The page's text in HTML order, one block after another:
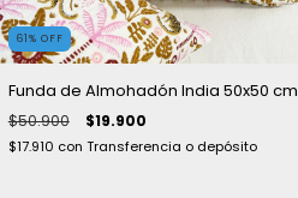
61% OFF
Funda de Almohadón India 50x50 cm
$50.900 $19.900
$17.910 con Transferencia o depósito